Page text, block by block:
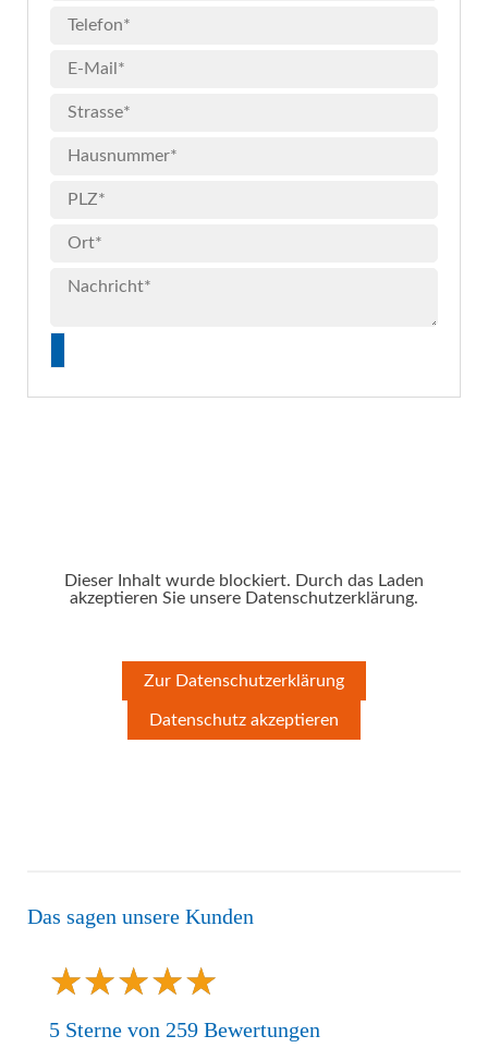
Dieser Inhalt wurde blockiert. Durch das Laden
akzeptieren Sie unsere Datenschutzerklärung.
Zur Datenschutzerklärung
Datenschutz akzeptieren
Das sagen unsere Kunden
★★★★★
★★★★★
5 Sterne von 259 Bewertungen